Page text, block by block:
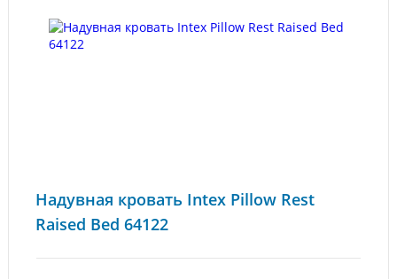
Надувная кровать Intex Pillow Rest
Raised Bed 64122